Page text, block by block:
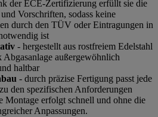
der ECE-Zertifizierung erfüllt sie die
Vorschriften, sodass keine
durch den TÜV oder Eintragungen in
ist
- hergestellt aus rostfreiem Edelstahl
außergewöhnlich
haltbar
- durch präzise Fertigung passt jede
den spezifischen Anforderungen
Montage erfolgt schnell und ohne die
Anpassungen.